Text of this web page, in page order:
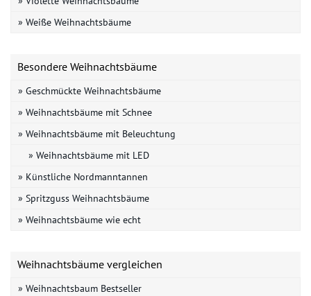
» Weiße Weihnachtsbäume
Besondere Weihnachtsbäume
» Geschmückte Weihnachtsbäume
» Weihnachtsbäume mit Schnee
» Weihnachtsbäume mit Beleuchtung
» Weihnachtsbäume mit LED
» Künstliche Nordmanntannen
» Spritzguss Weihnachtsbäume
» Weihnachtsbäume wie echt
Weihnachtsbäume vergleichen
» Weihnachtsbaum Bestseller